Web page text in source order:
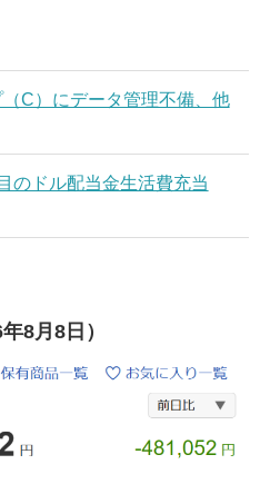
C）にデータ管理不備、他
のドル配当金生活費充当
8月8日）